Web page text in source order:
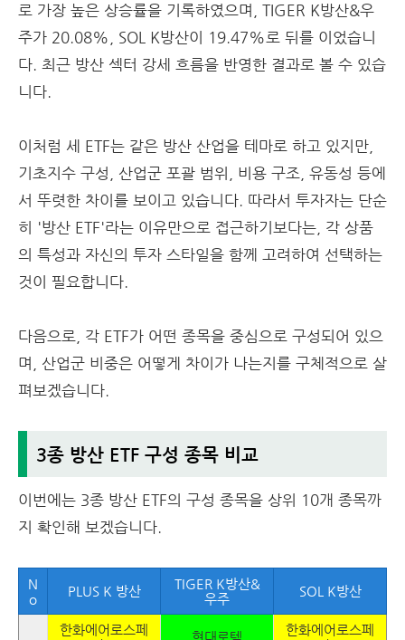
로 가장 높은 상승률을 기록하였으며, TIGER K방산&우
주가 20.08%, SOL K방산이 19.47%로 뒤를 이었습니
다. 최근 방산 섹터 강세 흐름을 반영한 결과로 볼 수 있습
니다.
이처럼 세 ETF는 같은 방산 산업을 테마로 하고 있지만,
기초지수 구성, 산업군 포괄 범위, 비용 구조, 유동성 등에
서 뚜렷한 차이를 보이고 있습니다. 따라서 투자자는 단순
히 '방산 ETF'라는 이유만으로 접근하기보다는, 각 상품
의 특성과 자신의 투자 스타일을 함께 고려하여 선택하는
것이 필요합니다.
다음으로, 각 ETF가 어떤 종목을 중심으로 구성되어 있으
며, 산업군 비중은 어떻게 차이가 나는지를 구체적으로 살
펴보겠습니다.
3종 방산 ETF 구성 종목 비교
이번에는 3종 방산 ETF의 구성 종목을 상위 10개 종목까
지 확인해 보겠습니다.
N
o
PLUS K 방산
TIGER K방산&
우주
SOL K방산
한화에어로스페
한화에어로스페